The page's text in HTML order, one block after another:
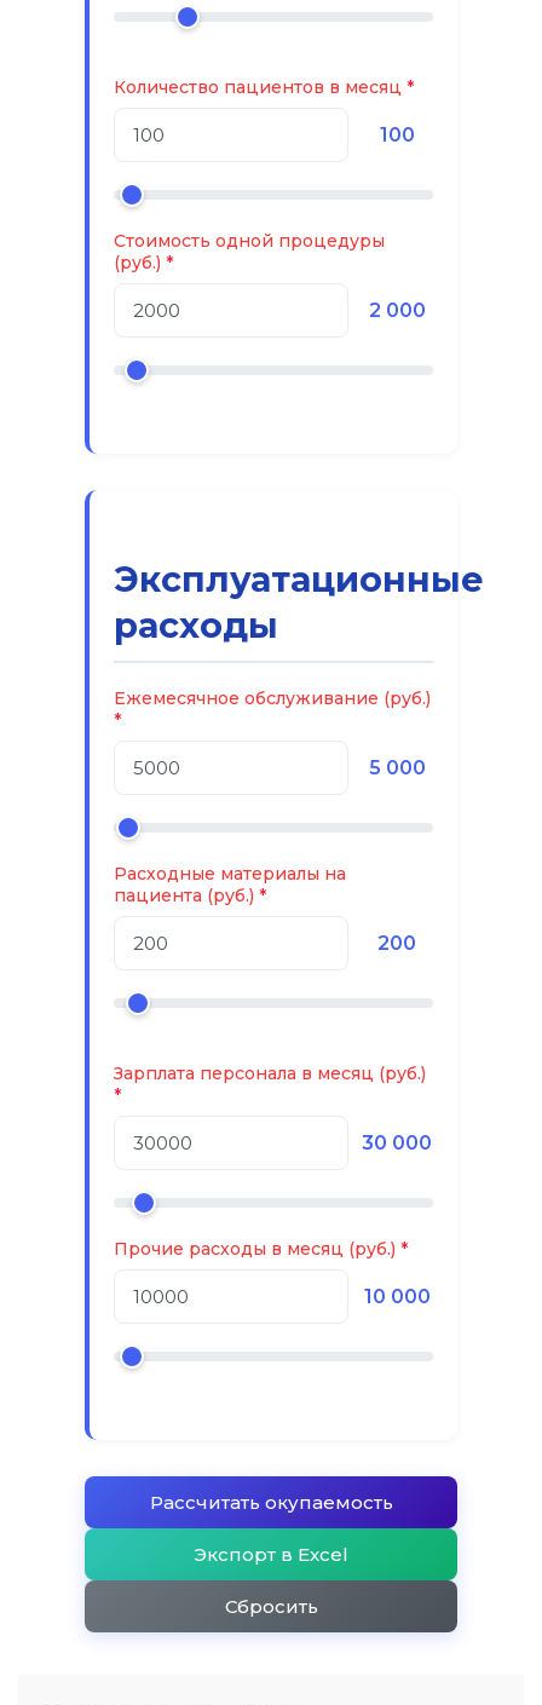
Количество пациентов в месяц
100
Стоимость одной процедуры
(руб.)
2 000
Эксплуатационные
расходы
Ежемесячное обслуживание (руб.)
5 000
Расходные материалы на
пациента (руб.)
200
Зарплата персонала в месяц (руб.)
30 000
Прочие расходы в месяц (руб.)
10 000
Рассчитать окупаемость
Экспорт в Excel
Сбросить